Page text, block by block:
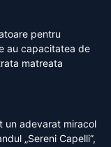
pentru
au capacitatea de
matreata
un adevarat miracol
„Sereni Capelli”,